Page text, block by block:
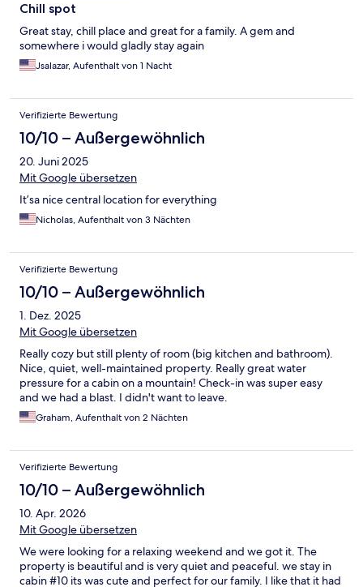
Chill spot
Great stay, chill place and great for a family. A gem and
somewhere i would gladly stay again
Jsalazar, Aufenthalt von 1 Nacht
Verifizierte Bewertung
10/10 – Außergewöhnlich
20. Juni 2025
Mit Google übersetzen
It’sa nice central location for everything
Nicholas, Aufenthalt von 3 Nächten
Verifizierte Bewertung
10/10 – Außergewöhnlich
1. Dez. 2025
Mit Google übersetzen
Really cozy but still plenty of room (big kitchen and bathroom).
Nice, quiet, well-maintained property. Really great water
pressure for a cabin on a mountain! Check-in was super easy
and we had a blast. I didn't want to leave.
Graham, Aufenthalt von 2 Nächten
Verifizierte Bewertung
10/10 – Außergewöhnlich
10. Apr. 2026
Mit Google übersetzen
We were looking for a relaxing weekend and we got it. The
property is beautiful and is very quiet and peaceful. we stay in
cabin #10 its was cute and perfect for our family. I like that it had